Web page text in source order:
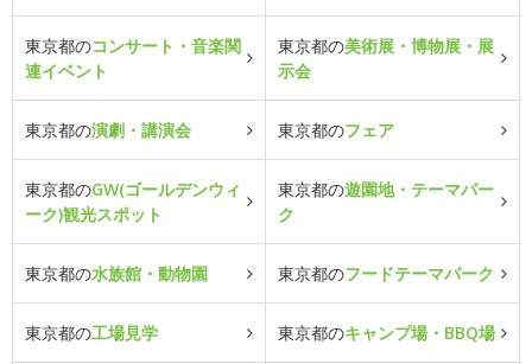
東京都のコンサート・音楽関
連イベント
東京都の美術展・博物展・展
示会
東京都の演劇・講演会 東京都のフェア
東京都のGW(ゴールデンウィ
ーク)観光スポット
東京都の遊園地・テーマパー
ク
東京都の水族館・動物園 東京都のフードテーマパーク
東京都の工場見学 東京都のキャンプ場・BBQ場